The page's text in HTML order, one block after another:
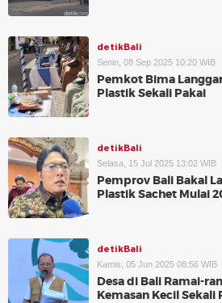
detikBali
Senin, 08 Sep 2025 10:20 WIB
Pemkot Bima
Plastik Sekali Pakai
detikBali
Selasa, 15 Jul 2025 13:02 WIB
Pemprov Bali Bakal
Plastik Sachet Mulai
detikBali
Kamis, 05 Jun 2025 08:56 WIB
Desa di Bali Ramai-
Kemasan Kecil Sekali